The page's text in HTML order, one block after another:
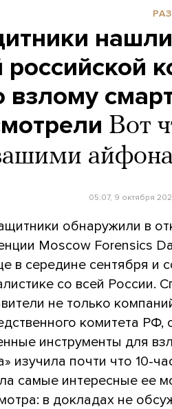
российской
взлому
Вот
05:07, 9 октября
обнаружили в
Moscow Forensics
в середине сентября и
со всей России.
не только
комитета РФ,
инструменты для
изучила почти что 10-
самые интересные ее
в докладах не